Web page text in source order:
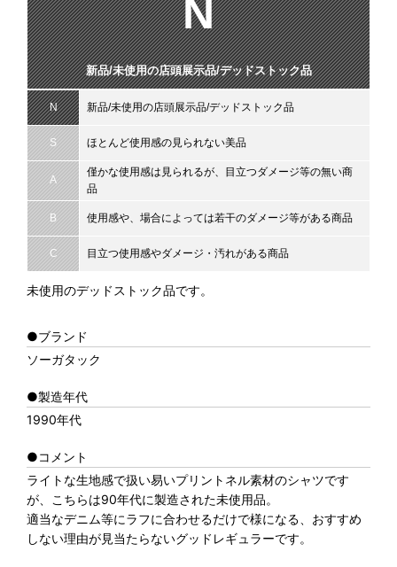
N
新品/未使用の店頭展示品/デッドストック品
N 新品/未使用の店頭展示品/デッドストック品
S ほとんど使用感の見られない美品
A
僅かな使用感は見られるが、目立つダメージ等の無い商
品
B 使用感や、場合によっては若干のダメージ等がある商品
C 目立つ使用感やダメージ・汚れがある商品
未使用のデッドストック品です。
●ブランド
ソーガタック
●製造年代
1990年代
●コメント
ライトな生地感で扱い易いプリントネル素材のシャツです
が、こちらは90年代に製造された未使用品。
適当なデニム等にラフに合わせるだけで様になる、おすすめ
しない理由が見当たらないグッドレギュラーです。